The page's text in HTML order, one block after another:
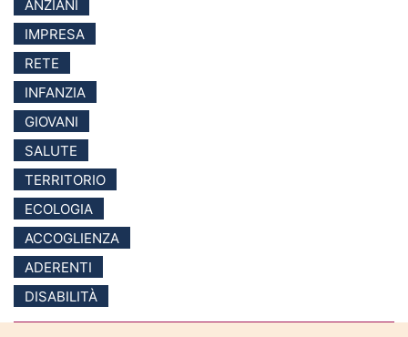
ANZIANI
IMPRESA
RETE
INFANZIA
GIOVANI
SALUTE
TERRITORIO
ECOLOGIA
ACCOGLIENZA
ADERENTI
DISABILITÀ